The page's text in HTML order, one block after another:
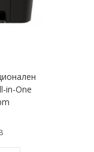
in-One